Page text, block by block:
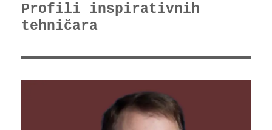
Profili inspirativnih
tehničara